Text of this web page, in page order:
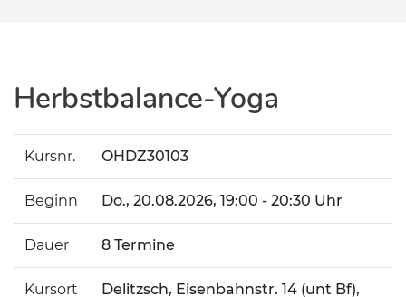
Herbstbalance-Yoga
Kursnr. OHDZ30103
Beginn Do., 20.08.2026, 19:00 - 20:30 Uhr
Dauer 8 Termine
Kursort
Delitzsch, Eisenbahnstr. 14 (unt Bf),